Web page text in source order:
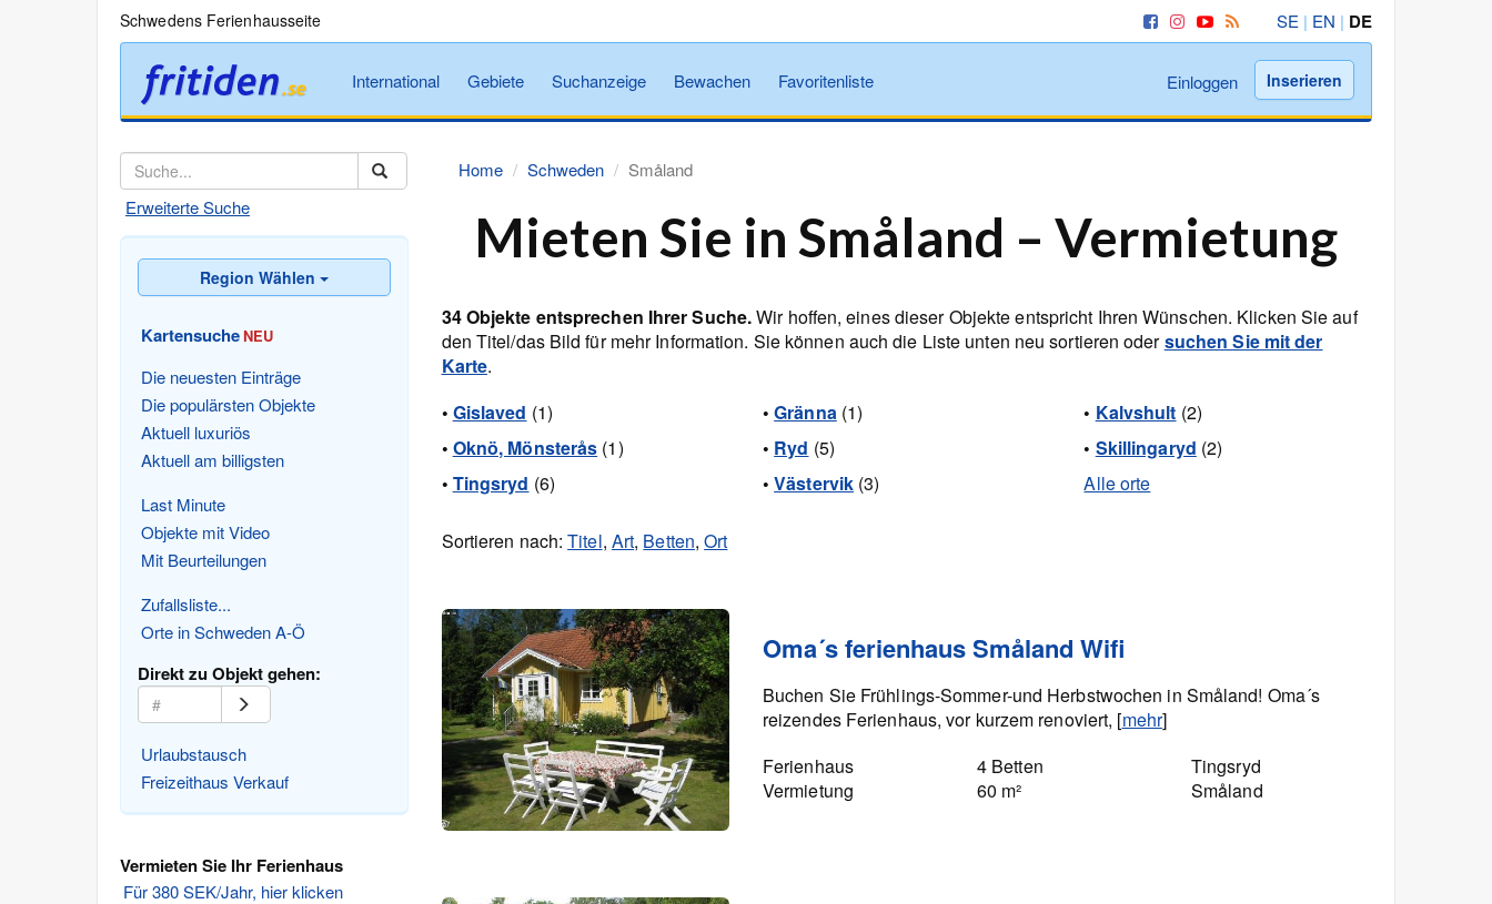
Schwedens Ferienhausseite SE | EN | DE
International Gebiete Suchanzeige Bewachen Favoritenliste Einloggen Inserieren
Erweiterte Suche
Region Wählen
KartensucheNEU
Die neuesten Einträge
Die populärsten Objekte
Aktuell luxuriös
Aktuell am billigsten
Last Minute
Objekte mit Video
Mit Beurteilungen
Zufallsliste...
Orte in Schweden A-Ö
Direkt zu Objekt gehen:
Urlaubstausch
Freizeithaus Verkauf
Vermieten Sie Ihr Ferienhaus
Für 380 SEK/Jahr, hier klicken
Home Schweden Småland
Mieten Sie in Småland – Vermietung
34 Objekte entsprechen Ihrer Suche.Wir hoffen, eines dieser Objekte entspricht Ihren Wünschen. Klicken Sie auf
den Titel/das Bild für mehr Information. Sie können auch die Liste unten neu sortieren odersuchen Sie mit der
Karte.
• Gislaved (1) •Gränna(1) • Kalvshult (2)
• Oknö, Mönsterås (1) • Ryd (5) • Skillingaryd (2)
• Tingsryd (6) •Västervik (3) Alle orte
Sortieren nach:Titel, Art, Betten,Ort
Oma´s ferienhaus Småland Wifi
Buchen Sie Frühlings-Sommer-und Herbstwochen in Småland! Oma´s
reizendes Ferienhaus, vor kurzem renoviert, [mehr]
Ferienhaus
Vermietung
4 Betten
60 m²
Tingsryd
Småland